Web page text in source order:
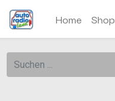
Home Shop